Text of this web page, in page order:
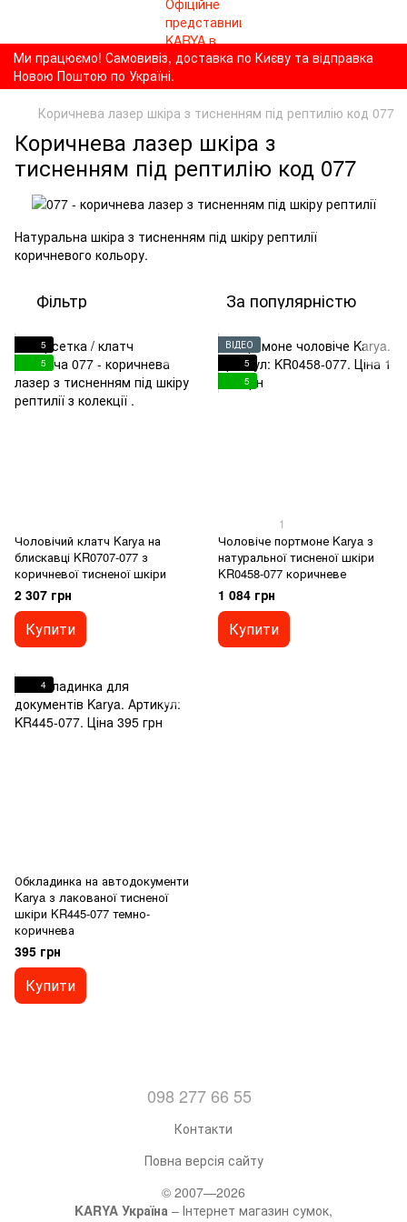
Ми працюємо! Самовивіз, доставка по Києву та відправка
Новою Поштою по Україні.
Коричнева лазер шкіра з тисненням під рептилію код 077
Коричнева лазер шкіра з
тисненням під рептилію код 077
Натуральна шкіра з тисненням під шкіру рептилії
коричневого кольору.
Фільтр За популярністю
5
5
Чоловічий клатч Karya на
блискавці KR0707-077 з
коричневої тисненої шкіри
2 307 грн
Купити
ВІДЕО
5
5
1
Чоловіче портмоне Karya з
натуральної тисненої шкіри
KR0458-077 коричневе
1 084 грн
Купити
4
Обкладинка на автодокументи
Karya з лакованої тисненої
шкіри KR445-077 темно-
коричнева
395 грн
Купити
098 277 66 55
Контакти
Повна версія сайту
© 2007—2026
KARYA Україна – Інтернет магазин сумок,